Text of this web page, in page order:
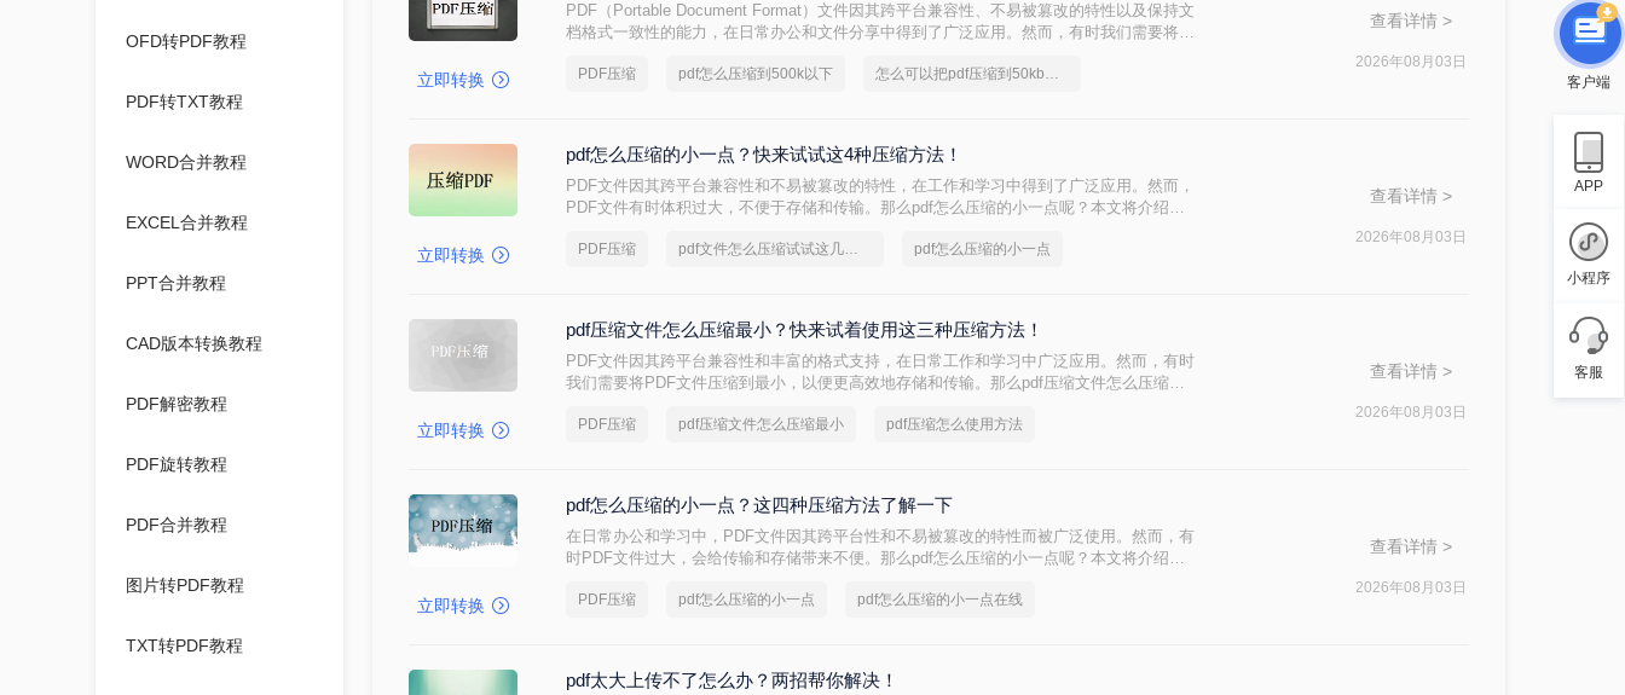
OFD转PDF教程
PDF转TXT教程
WORD合并教程
EXCEL合并教程
PPT合并教程
CAD版本转换教程
PDF解密教程
PDF旋转教程
PDF合并教程
图片转PDF教程
TXT转PDF教程
立即转换
PDF（Portable Document Format）文件因其跨平台兼容性、不易被篡改的特性以及保持文
档格式一致性的能力，在日常办公和文件分享中得到了广泛应用。然而，有时我们需要将
本文将介绍两种将PDF文件压缩到500K以下的方法。
PDF压缩 pdf怎么压缩到500k以下 怎么可以把pdf压缩到50kb以下
查看详情 >
2026年08月03日
立即转换
pdf怎么压缩的小一点？快来试试这4种压缩方法！
PDF文件因其跨平台兼容性和不易被篡改的特性，在工作和学习中得到了广泛应用。然而，
PDF文件有时体积过大，不便于存储和传输。那么pdf怎么压缩的小一点呢？本文将介绍四
PDF压缩 pdf文件怎么压缩试试这几个方法 pdf怎么压缩的小一点
查看详情 >
2026年08月03日
立即转换
pdf压缩文件怎么压缩最小？快来试着使用这三种压缩方法！
PDF文件因其跨平台兼容性和丰富的格式支持，在日常工作和学习中广泛应用。然而，有时
我们需要将PDF文件压缩到最小，以便更高效地存储和传输。那么pdf压缩文件怎么压缩最
PDF压缩 pdf压缩文件怎么压缩最小 pdf压缩怎么使用方法
查看详情 >
2026年08月03日
立即转换
pdf怎么压缩的小一点？这四种压缩方法了解一下
在日常办公和学习中，PDF文件因其跨平台性和不易被篡改的特性而被广泛使用。然而，有
时PDF文件过大，会给传输和存储带来不便。那么pdf怎么压缩的小一点呢？本文将介绍四
PDF压缩 pdf怎么压缩的小一点 pdf怎么压缩的小一点在线
查看详情 >
2026年08月03日
pdf太大上传不了怎么办？两招帮你解决！
客户端
APP
小程序
客服